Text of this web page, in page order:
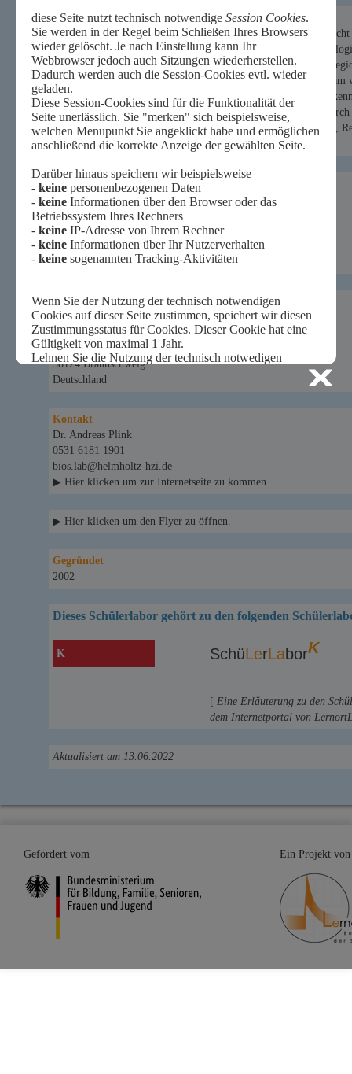
Profil des Schülerlabors
Das Schülerlabor versteht sich als eine Brücke zwischen
grundlegende moderne Methoden der Molekular- und
Experimentieren erfahrbar. Zudem vermitteln sie Einblicke in
wecken damit im Blick auf Nachwuchsförderung das Interesse
ein Zugang zu aktuellen biologischen und biomedizinischen
und Lernziele des kompetenzorientierten Biologieunterrichts
regelmäßigen Fortbildungsveranstaltungen erhalten Studierende,
für die Gestaltung ihres Unterrichts.
Besucher-Adresse:
Science Campus Braunschweig Süd
BioS
Inhoffenstraße 7
38124 Braunschweig
Deutschland
Post-Adresse:
Biotechnologisches Schülerlabor BS e.V.
BioS
Inhoffenstraße 7
38124 Braunschweig
Deutschland
Kontakt
Dr. Andreas Plink
0531 6181 1901
bios.lab@helmholtz-hzi.de
▶ Hier klicken um zur Internetseite zu kommen.
▶ Hier klicken um den Flyer zu öffnen.
Gegründet
2002
Dieses Schülerlabor gehört zu den folgenden
K SchüLerLaborK
[ Eine Erläuterung zu den
dem Internetportal von
Aktualisiert am 13.06.2022
Gefördert vom Ein Projekt von